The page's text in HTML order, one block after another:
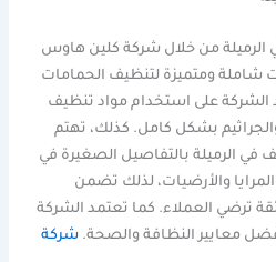
من خلال شركة كلين هاوس
شاملة ومتميزة لتنظيف الحمامات
الشركة على استخدام مواد تنظيف
بشكل كامل. كذلك، تهتم
الرميلة بالتفاصيل الصغيرة في
والأرضيات، لذلك تضمن
ترضي العملاء. كما تعتمد الشركة
معايير النظافة والصحة.شركة